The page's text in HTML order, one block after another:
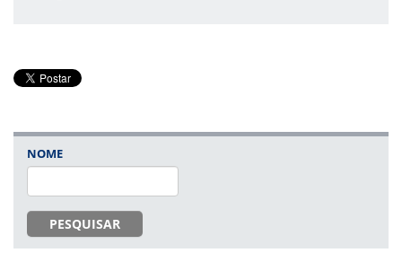
NOME
PESQUISAR